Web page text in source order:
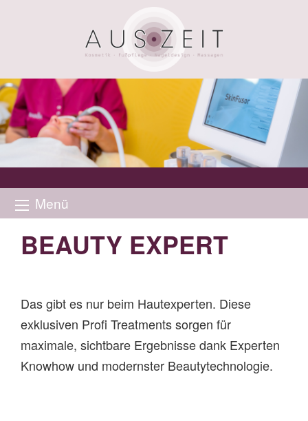
Menü
BEAUTY EXPERT
Das gibt es nur beim Hautexperten. Diese
exklusiven Profi Treatments sorgen für
maximale, sichtbare Ergebnisse dank Experten
Knowhow und modernster Beautytechnologie.